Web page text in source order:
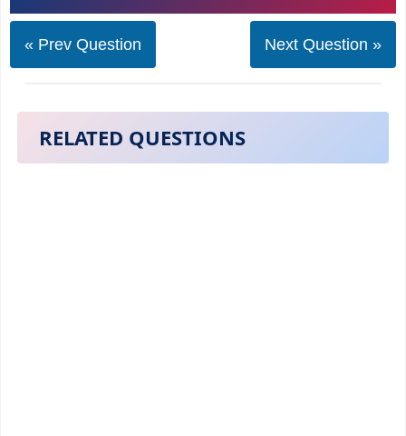
« Prev Question Next Question »
RELATED QUESTIONS